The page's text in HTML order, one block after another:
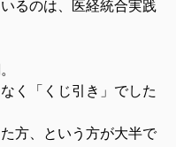
るのは、医経統合実践
く「くじ引き」でした
方、という方が大半で